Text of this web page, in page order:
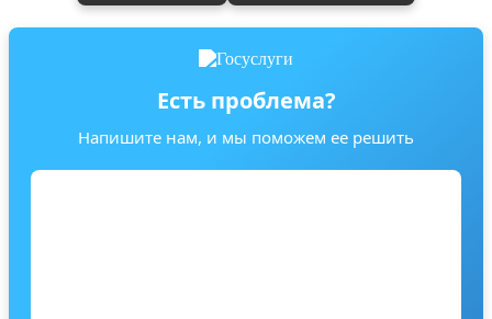
Есть проблема?
Напишите нам, и мы поможем ее решить